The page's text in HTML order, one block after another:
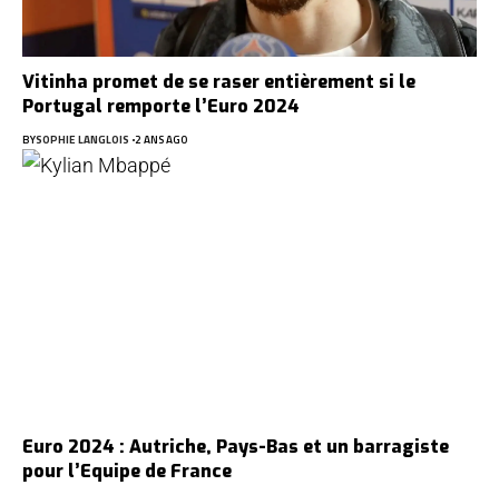
Vitinha promet de se raser entièrement si le
Portugal remporte l’Euro 2024
BYSOPHIE LANGLOIS 2 ANS AGO
Euro 2024 : Autriche, Pays-Bas et un barragiste
pour l’Equipe de France